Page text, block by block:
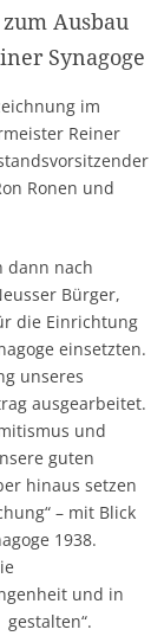
Ausbau
Synagoge
im
Reiner
Ronen und
dann nach
Bürger,
die Einrichtung
einsetzten.
unseres
ausgearbeitet.
und
guten
hinaus setzen
– mit Blick
1938.
und in